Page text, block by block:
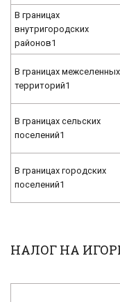
В границах
внутригородских
районов1
В границах межселенных
территорий1
В границах сельских
поселений1
В границах городских
поселений1
НАЛОГ НА